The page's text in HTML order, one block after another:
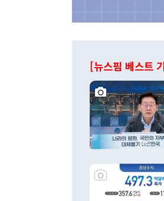
[뉴스핌 베스트